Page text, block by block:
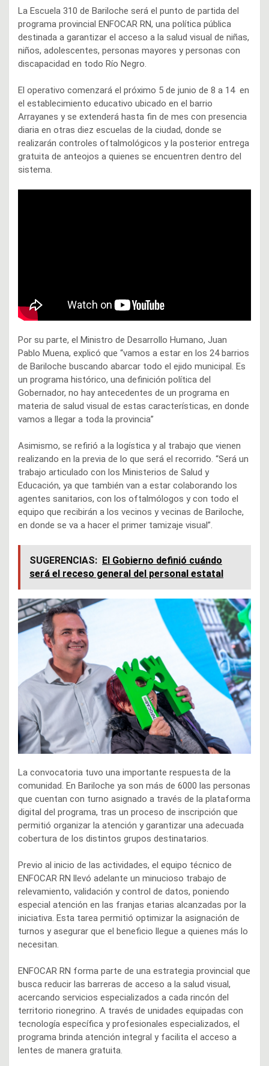
La Escuela 310 de Bariloche será el punto de partida del
programa provincial ENFOCAR RN, una política pública
destinada a garantizar el acceso a la salud visual de niñas,
niños, adolescentes, personas mayores y personas con
discapacidad en todo Río Negro.
El operativo comenzará el próximo 5 de junio de 8 a 14 en
el establecimiento educativo ubicado en el barrio
Arrayanes y se extenderá hasta fin de mes con presencia
diaria en otras diez escuelas de la ciudad, donde se
realizarán controles oftalmológicos y la posterior entrega
gratuita de anteojos a quienes se encuentren dentro del
sistema.
Por su parte, el Ministro de Desarrollo Humano, Juan
Pablo Muena, explicó que “vamos a estar en los 24 barrios
de Bariloche buscando abarcar todo el ejido municipal. Es
un programa histórico, una definición política del
Gobernador, no hay antecedentes de un programa en
materia de salud visual de estas características, en donde
vamos a llegar a toda la provincia”
Asimismo, se refirió a la logística y al trabajo que vienen
realizando en la previa de lo que será el recorrido. “Será un
trabajo articulado con los Ministerios de Salud y
Educación, ya que también van a estar colaborando los
agentes sanitarios, con los oftalmólogos y con todo el
equipo que recibirán a los vecinos y vecinas de Bariloche,
en donde se va a hacer el primer tamizaje visual”.
SUGERENCIAS: El Gobierno definió cuándo
será el receso general del personal estatal
La convocatoria tuvo una importante respuesta de la
comunidad. En Bariloche ya son más de 6000 las personas
que cuentan con turno asignado a través de la plataforma
digital del programa, tras un proceso de inscripción que
permitió organizar la atención y garantizar una adecuada
cobertura de los distintos grupos destinatarios.
Previo al inicio de las actividades, el equipo técnico de
ENFOCAR RN llevó adelante un minucioso trabajo de
relevamiento, validación y control de datos, poniendo
especial atención en las franjas etarias alcanzadas por la
iniciativa. Esta tarea permitió optimizar la asignación de
turnos y asegurar que el beneficio llegue a quienes más lo
necesitan.
ENFOCAR RN forma parte de una estrategia provincial que
busca reducir las barreras de acceso a la salud visual,
acercando servicios especializados a cada rincón del
territorio rionegrino. A través de unidades equipadas con
tecnología específica y profesionales especializados, el
programa brinda atención integral y facilita el acceso a
lentes de manera gratuita.